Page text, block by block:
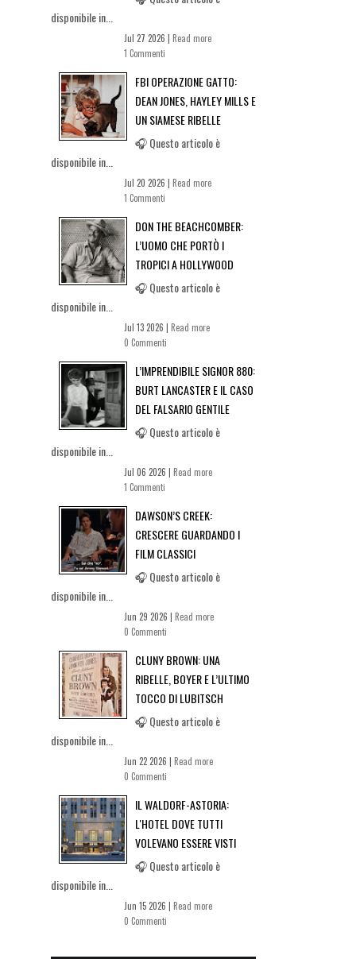
disponibile in...
Jul 27 2026 | Read more
1 Commenti
FBI OPERAZIONE GATTO:
DEAN JONES, HAYLEY MILLS E
UN SIAMESE RIBELLE
🎧 Questo articolo è
disponibile in...
Jul 20 2026 | Read more
1 Commenti
DON THE BEACHCOMBER:
L’UOMO CHE PORTÒ I
TROPICI A HOLLYWOOD
🎧 Questo articolo è
disponibile in...
Jul 13 2026 | Read more
0 Commenti
L’IMPRENDIBILE SIGNOR 880:
BURT LANCASTER E IL CASO
DEL FALSARIO GENTILE
🎧 Questo articolo è
disponibile in...
Jul 06 2026 | Read more
1 Commenti
DAWSON’S CREEK:
CRESCERE GUARDANDO I
FILM CLASSICI
🎧 Questo articolo è
disponibile in...
Jun 29 2026 | Read more
0 Commenti
CLUNY BROWN: UNA
RIBELLE, BOYER E L’ULTIMO
TOCCO DI LUBITSCH
🎧 Questo articolo è
disponibile in...
Jun 22 2026 | Read more
0 Commenti
IL WALDORF-ASTORIA:
L'HOTEL DOVE TUTTI
VOLEVANO ESSERE VISTI
🎧 Questo articolo è
disponibile in...
Jun 15 2026 | Read more
0 Commenti